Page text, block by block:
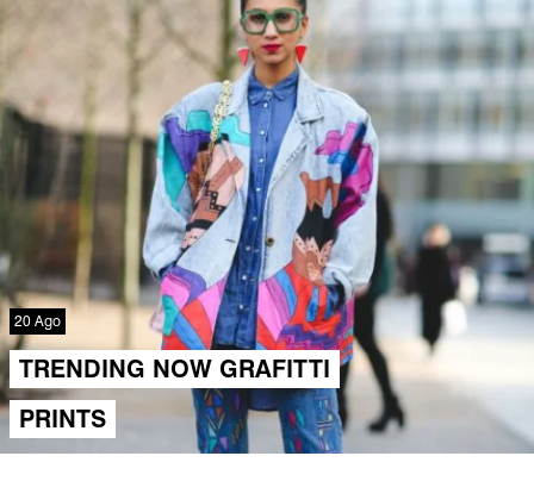
20 Ago
TRENDING NOW GRAFITTI
PRINTS